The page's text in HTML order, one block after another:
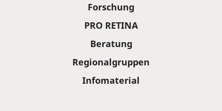
Forschung
PRO RETINA
Beratung
Regionalgruppen
Infomaterial